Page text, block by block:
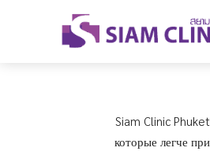
Siam Clinic
которые легче